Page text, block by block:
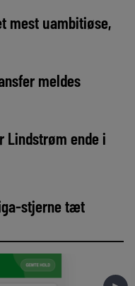
mest uambitiøse,
meldes
Lindstrøm ende i
stjerne tæt